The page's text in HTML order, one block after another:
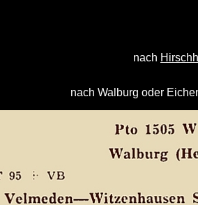
nach
nach Walburg oder